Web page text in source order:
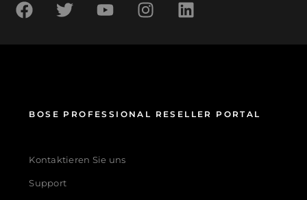
BOSE PROFESSIONAL RESELLER PORTAL
Kontaktieren Sie uns
Support